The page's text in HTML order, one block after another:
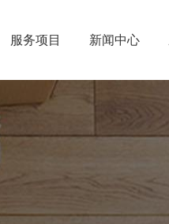
服务项目 新闻中心